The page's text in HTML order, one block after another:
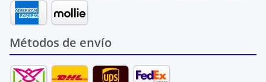
Métodos de envío